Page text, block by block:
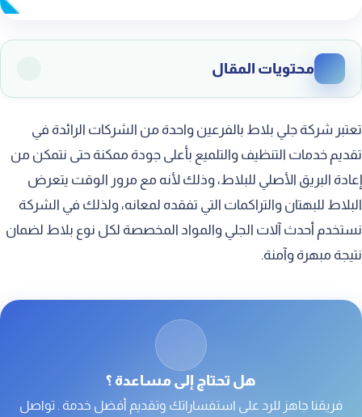
محتويات المقال
شركة تنظيف وتلميع البلاط بالفرعين
تنظيف البلاط من الاسمنت بالفرعين
تنظيف البلاط من الدهان بالفرعين
شركة جلي بلاط حوش بالفرعين
سعر جلي البلاط بالفرعين
تعتبر شركة جلي بلاط بالفرعين واحدة من الشركات الرائدة في
تقديم خدمات التنظيف والتلميع بأعلى جودة ممكنة حتى نتمكن من
إعادة البريق الأصلي للبلاط، وذلك لأنه مع مرور الوقت يتعرض
البلاط للبهتان والتراكمات التي تفقده لمعانه، ولذلك في الشركة
نستخدم أحدث آلات الجلي والمواد المخصصة لكل نوع بلاط لضمان
نتيجة مبهرة وآمنة.
هل تحتاج إلى مساعدة ؟
فريقنا جاهز للرد على استفساراتك وتقديم أفضل خدمة . تواصل